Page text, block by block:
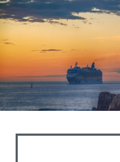
へ
ス
キ
ッ
プ